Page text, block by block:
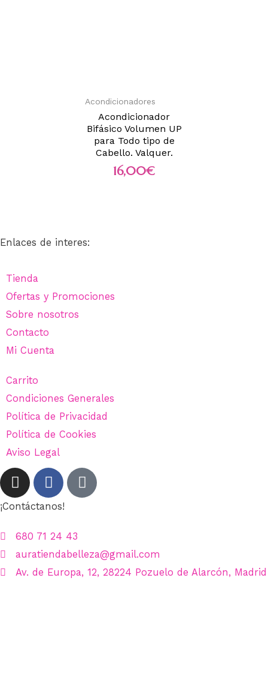
Acondicionadores
Acondicionador
Bifásico Volumen UP
para Todo tipo de
Cabello. Valquer.
16,00€
¡Contáctanos!
680 71 24 43
auratiendabelleza@gmail.com
Av. de Europa, 12, 28224 Pozuelo de Alarcón, Madrid
Enlaces de interes:
Tienda
Ofertas y Promociones
Sobre nosotros
Contacto
Mi Cuenta
Carrito
Condiciones Generales
Política de Privacidad
Política de Cookies
Aviso Legal